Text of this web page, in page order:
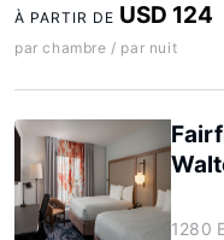
À PARTIR DE USD 124
par chambre / par nuit
1280